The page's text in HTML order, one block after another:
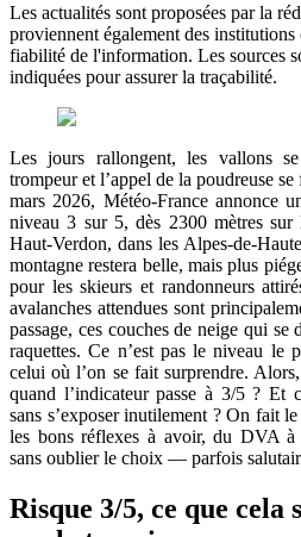
Les actualités sont proposées par la
proviennent également des
fiabilité de l'information. Les sources
indiquées pour assurer la traçabilité.
Les jours rallongent, les vallons
trompeur et l’appel de la poudreuse
mars 2026, Météo-France annonce
niveau 3 sur 5, dès 2300 mètres sur
Haut-Verdon, dans les Alpes-de-
montagne restera belle, mais plus
pour les skieurs et randonneurs
avalanches attendues sont
passage, ces couches de neige qui
raquettes. Ce n’est pas le niveau le
celui où l’on se fait surprendre.
quand l’indicateur passe à 3/5 ? Et
sans s’exposer inutilement ? On fait
les bons réflexes à avoir, du DVA à
sans oublier le choix — parfois
Risque 3/5, ce que